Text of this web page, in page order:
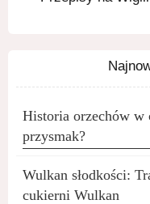
Historia orzechów w
przysmak?
Wulkan słodkości:
cukierni Wulkan